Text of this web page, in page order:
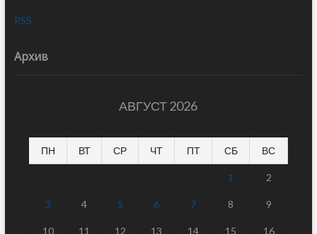
RSS
Архив
АВГУСТ 2026
ПН ВТ СР ЧТ ПТ СБ ВС
1 2
3 4 5 6 7 8 9
10 11 12 13 14 15 16